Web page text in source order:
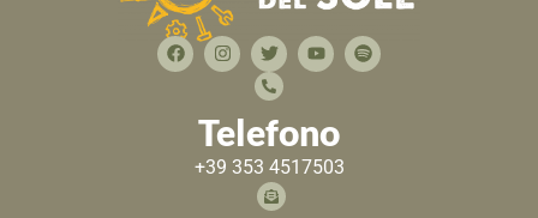
Telefono
+39 353 4517503